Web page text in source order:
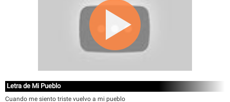
Letra de Mi Pueblo
Cuando me siento triste vuelvo a mi pueblo